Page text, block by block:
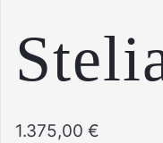
1.375,00 €